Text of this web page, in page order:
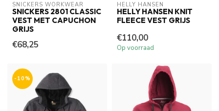
SNICKERS WORKWEAR
SNICKERS 2801 CLASSIC
VEST MET CAPUCHON
GRIJS
€68,25
HELLY HANSEN
HELLY HANSEN KNIT
FLEECE VEST GRIJS
€110,00
Op voorraad
-10%